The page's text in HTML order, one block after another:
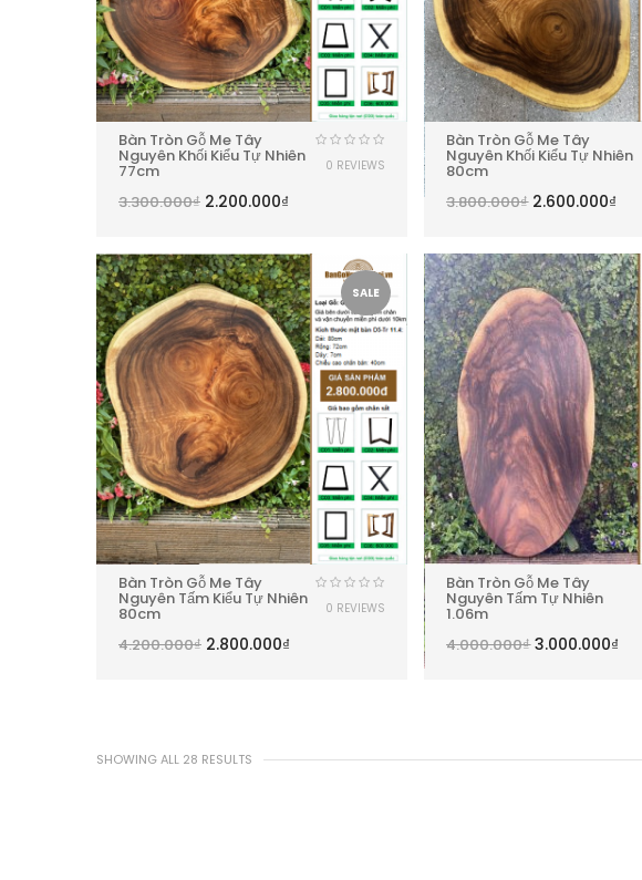
Bàn Tròn Gỗ Me Tây
Nguyên Khối Kiểu Tự Nhiên
77cm
3.300.000₫ 2.200.000₫
0 REVIEWS
Bàn Tròn Gỗ Me Tây
Nguyên Khối Kiểu Tự Nhiên
80cm
3.800.000₫ 2.600.000₫
SALE
Bàn Tròn Gỗ Me Tây
Nguyên Tấm Kiểu Tự Nhiên
80cm
4.200.000₫ 2.800.000₫
0 REVIEWS
Bàn Tròn Gỗ Me Tây
Nguyên Tấm Tự Nhiên
1.06m
4.000.000₫ 3.000.000₫
SHOWING ALL 28 RESULTS